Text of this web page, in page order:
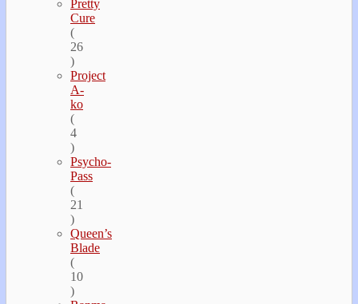
Pretty
Cure
(
26
)
Project
A-
ko
(
4
)
Psycho-
Pass
(
21
)
Queen’s
Blade
(
10
)